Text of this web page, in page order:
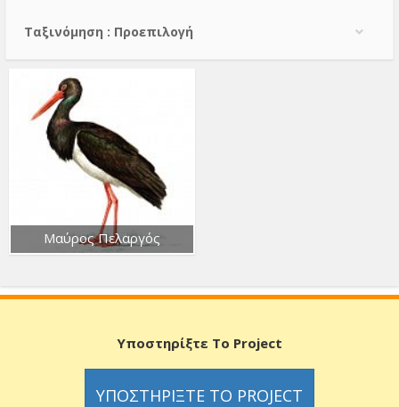
Тαξινόμηση : Προεπιλογή
Μαύρος Πελαργός
Υποστηρίξτε Το Project
ΥΠΟΣΤΗΡΊΞΤΕ ΤΟ PROJECT